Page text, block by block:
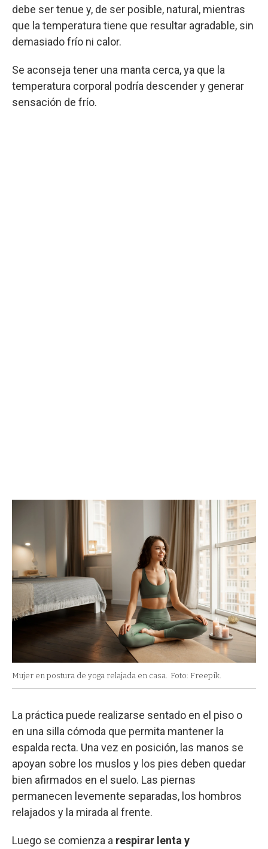
debe ser tenue y, de ser posible, natural, mientras
que la temperatura tiene que resultar agradable, sin
demasiado frío ni calor.
Se aconseja tener una manta cerca, ya que la
temperatura corporal podría descender y generar
sensación de frío.
Mujer en postura de yoga relajada en casa. Foto: Freepik.
La práctica puede realizarse sentado en el piso o
en una silla cómoda que permita mantener la
espalda recta. Una vez en posición, las manos se
apoyan sobre los muslos y los pies deben quedar
bien afirmados en el suelo. Las piernas
permanecen levemente separadas, los hombros
relajados y la mirada al frente.
Luego se comienza a respirar lenta y